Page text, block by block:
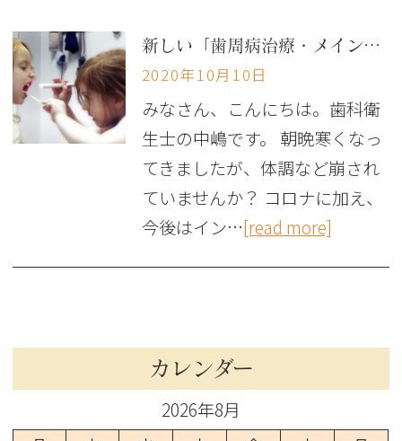
新しい「歯周病治療・メインテナンス」のシステム
2020年10月10日
みなさん、こんにちは。歯科衛
生士の中嶋です。 朝晩寒くなっ
てきましたが、体調など崩され
ていませんか？ コロナに加え、
今後はイン…[read more]
カレンダー
2026年8月